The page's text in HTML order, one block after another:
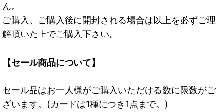
ん。
ご購入、ご購入後に開封される場合は以上を必ずご理
解頂いた上でご購入下さい。
【セール商品について】
セール品はお一人様がご購入いただける数に限数がご
ざいます。(カードは1種につき1点まで。)